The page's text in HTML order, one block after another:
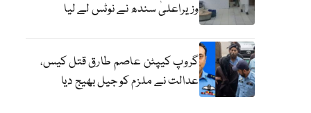
وزیراعلیٰ سندھ نے نوٹس لے لیا
گروپ کیپٹن عاصم طارق قتل کیس،
عدالت نے ملزم کو جیل بھیج دیا